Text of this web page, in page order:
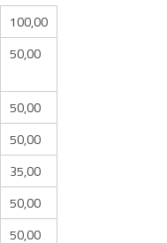
100,00
50,00
50,00
50,00
35,00
50,00
50,00